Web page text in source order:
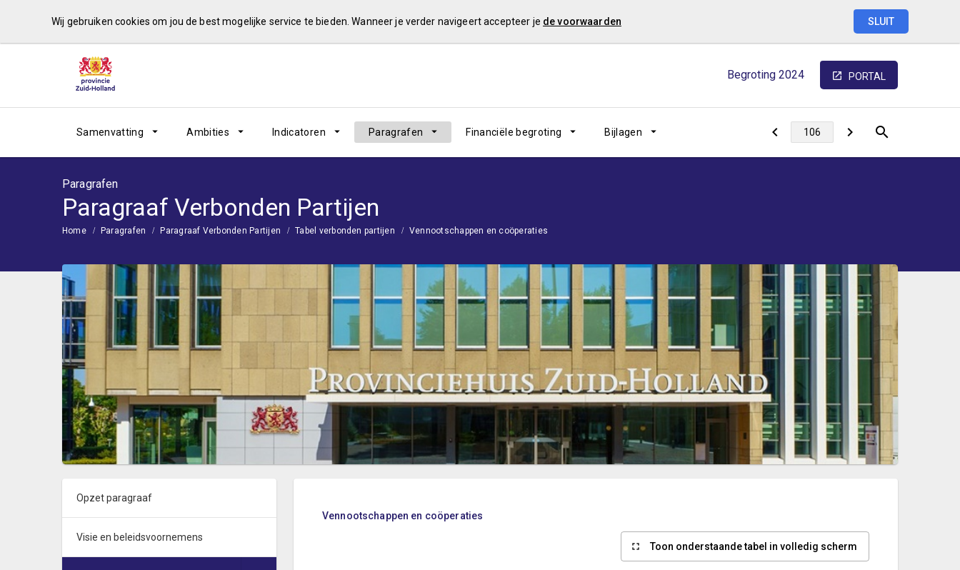
Wij gebruiken cookies om jou de best mogelijke service te bieden. Wanneer je verder navigeert accepteer je de voorwaarden SLUIT
Begroting 2024 PORTAL
Samenvatting Ambities Indicatoren Paragrafen Financiële begroting Bijlagen
Paragrafen
Paragraaf Verbonden Partijen
Home Paragrafen Paragraaf Verbonden Partijen Tabel verbonden partijen Vennootschappen en coöperaties
Opzet paragraaf
Visie en beleidsvoornemens
Vennootschappen en coöperaties
Toon onderstaande tabel in volledig scherm